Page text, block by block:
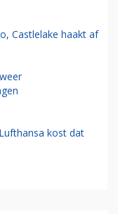
Castlelake haakt af
kost dat